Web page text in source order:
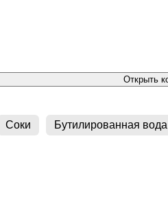
Открыть
Соки Бутилированная вода